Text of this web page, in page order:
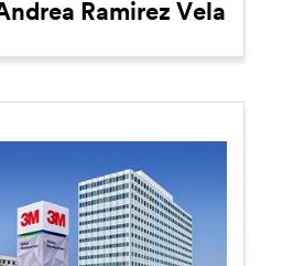
Ramirez Vela